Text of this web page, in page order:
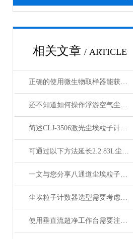
相关文章 / ARTICLE
正确的使用微生物取样器能获取准确的数据
还不知道如何操作浮游空气尘菌采样器？进来看
简述CLJ-3506激光尘埃粒子计数器的常见故障相应解决方法
可通过以下方法延长2.2.83L尘埃粒子计数器的使用寿命
一文与您分享八通道尘埃粒子计数器的维护保养方法
尘埃粒子计数器选型需要考虑哪些因素
使用垂直流超净工作台需要注意哪几点事项？